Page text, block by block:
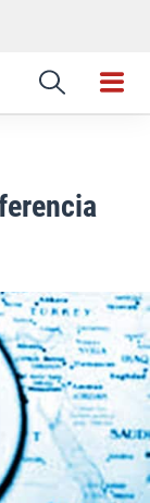
Enlace